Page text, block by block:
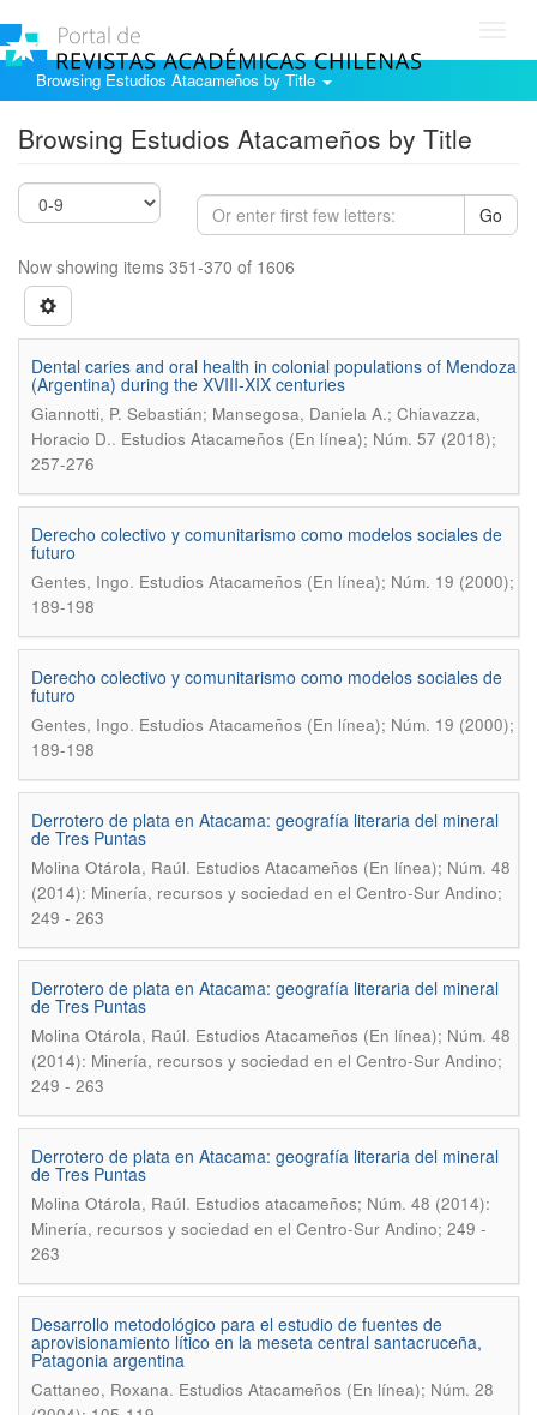
Browsing Estudios Atacameños by Title
Browsing Estudios Atacameños by Title
Go
Now showing items 351-370 of 1606
Dental caries and oral health in colonial populations of Mendoza
(Argentina) during the XVIII-XIX centuries
Giannotti, P. Sebastián; Mansegosa, Daniela A.; Chiavazza,
Horacio D.. Estudios Atacameños (En línea); Núm. 57 (2018);
257-276
Derecho colectivo y comunitarismo como modelos sociales de
futuro
Gentes, Ingo. Estudios Atacameños (En línea); Núm. 19 (2000);
189-198
Derecho colectivo y comunitarismo como modelos sociales de
futuro
Gentes, Ingo. Estudios Atacameños (En línea); Núm. 19 (2000);
189-198
Derrotero de plata en Atacama: geografía literaria del mineral
de Tres Puntas
Molina Otárola, Raúl. Estudios Atacameños (En línea); Núm. 48
(2014): Minería, recursos y sociedad en el Centro-Sur Andino;
249 - 263
Derrotero de plata en Atacama: geografía literaria del mineral
de Tres Puntas
Molina Otárola, Raúl. Estudios Atacameños (En línea); Núm. 48
(2014): Minería, recursos y sociedad en el Centro-Sur Andino;
249 - 263
Derrotero de plata en Atacama: geografía literaria del mineral
de Tres Puntas
Molina Otárola, Raúl. Estudios atacameños; Núm. 48 (2014):
Minería, recursos y sociedad en el Centro-Sur Andino; 249 -
263
Desarrollo metodológico para el estudio de fuentes de
aprovisionamiento lítico en la meseta central santacruceña,
Patagonia argentina
Cattaneo, Roxana. Estudios Atacameños (En línea); Núm. 28